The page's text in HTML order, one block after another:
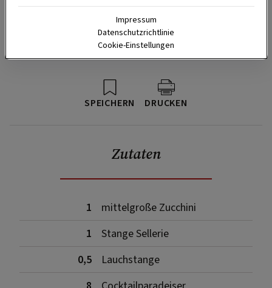
SPEICHERN DRUCKEN
Zutaten
1
mittelgroße Zucchini
1
Stange Sellerie
0,5
Lauchstange
Impressum
Datenschutzrichtlinie
Cookie-Einstellungen